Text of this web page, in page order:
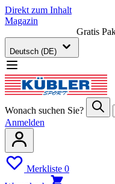
Direkt zum Inhalt
Magazin
Gratis
Deutsch (DE)
Wonach suchen Sie?
Anmelden
Merkliste 0